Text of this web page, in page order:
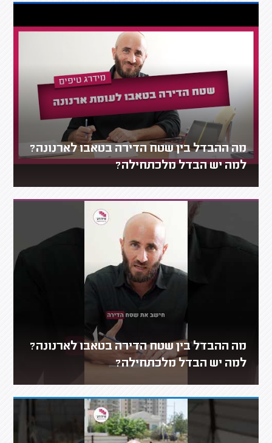
מה ההבדל בין שטח הדירה בטאבו לארנונה?
למה יש הבדל מלכתחילה?
מה ההבדל בין שטח הדירה בטאבו לארנונה?
למה יש הבדל מלכתחילה?